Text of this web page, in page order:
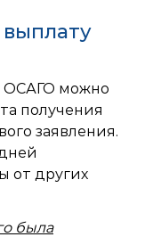
ОСАГО можно
получения
заявления.
от других
была